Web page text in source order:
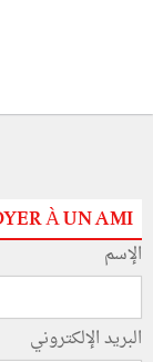
À UN AMI
الإسم
البريد الإلكتروني